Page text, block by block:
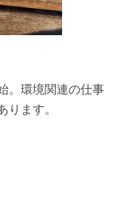
。環境関連の仕事
ます。